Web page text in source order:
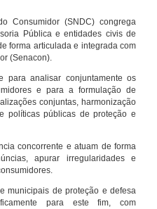
Consumidor (SNDC) congrega
Pública e entidades civis de
forma articulada e integrada com
(Senacon).
para analisar conjuntamente os
e para a formulação de
conjuntas, harmonização
políticas públicas de proteção e
concorrente e atuam de forma
apurar irregularidades e
municipais de proteção e defesa
para este fim, com